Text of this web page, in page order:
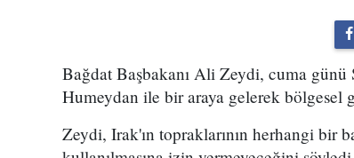
Bağdat Başbakanı Ali Zeydi, cuma
Humeydan ile bir araya gelerek
Zeydi, Irak'ın topraklarının herhangi bir